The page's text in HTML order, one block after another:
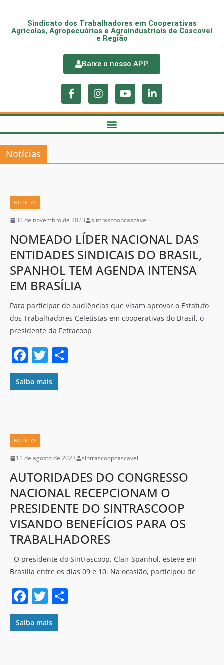
Sindicato dos Trabalhadores em Cooperativas
Agrícolas, Agropecuárias e Agroindustriais de Cascavel
e Região
Baixe o nosso APP
Notícias
NOTÍCIAS
30 de novembro de 2023 sintrascoopcascavel
NOMEADO LÍDER NACIONAL DAS
ENTIDADES SINDICAIS DO BRASIL,
SPANHOL TEM AGENDA INTENSA
EM BRASÍLIA
Para participar de audiências que visam aprovar o Estatuto
dos Trabalhadores Celetistas em cooperativas do Brasil, o
presidente da Fetracoop
F
a
c
o
o
k
T
w
itt
Saiba mais
NOTÍCIAS
11 de agosto de 2023 sintrascoopcascavel
AUTORIDADES DO CONGRESSO
NACIONAL RECEPCIONAM O
PRESIDENTE DO SINTRASCOOP
VISANDO BENEFÍCIOS PARA OS
TRABALHADORES
O presidente do Sintrascoop, Clair Spanhol, esteve em
Brasília entre os dias 09 e 10. Na ocasião, participou de
F
a
c
T
w
itt
Saiba mais